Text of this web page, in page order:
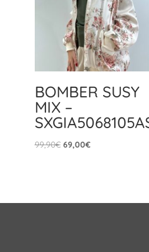
BOMBER SUSY
MIX –
99,90€ Il
69,00€Il